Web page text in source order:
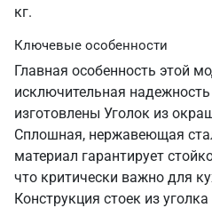
кг.
Ключевые особенности
Главная особенность этой
исключительная
изготовлены Уголок из
Сплошная, нержавеющая
материал гарантирует
что критически важно для
Конструкция стоек из